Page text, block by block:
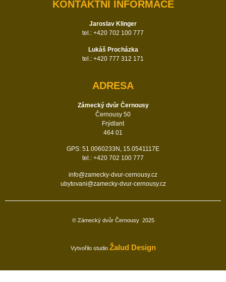
KONTAKTNÍ INFORMACE
Jaroslav Klinger
tel.: +420 702 100 777
Lukáš Procházka
tel.: +420 777 312 171
ADRESA
Zámecký dvůr Černousy
Černousy 50
Frýdlant
464 01
GPS: 51.0060233N, 15.0541117E
tel.: +420 702 100 777
info@zamecky-dvur-cernousy.cz
ubytovani@zamecky-dvur-cernousy.cz
© Zámecký dvůr Černousy 2025
Vytvořilo studio Žalud Design